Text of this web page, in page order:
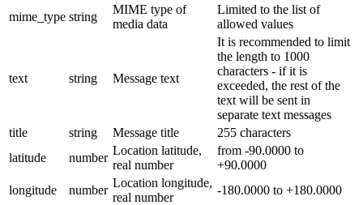
mime_type string
MIME type of
media data
Limited to the list of
allowed values
text string Message text
It is recommended to limit
the length to 1000
characters - if it is
exceeded, the rest of the
text will be sent in
separate text messages
title
string Message title
255 characters
latitude
number
Location latitude,
real number
from -90.0000 to
+90.0000
longitude
number
Location longitude,
real number
-180.0000 to +180.0000